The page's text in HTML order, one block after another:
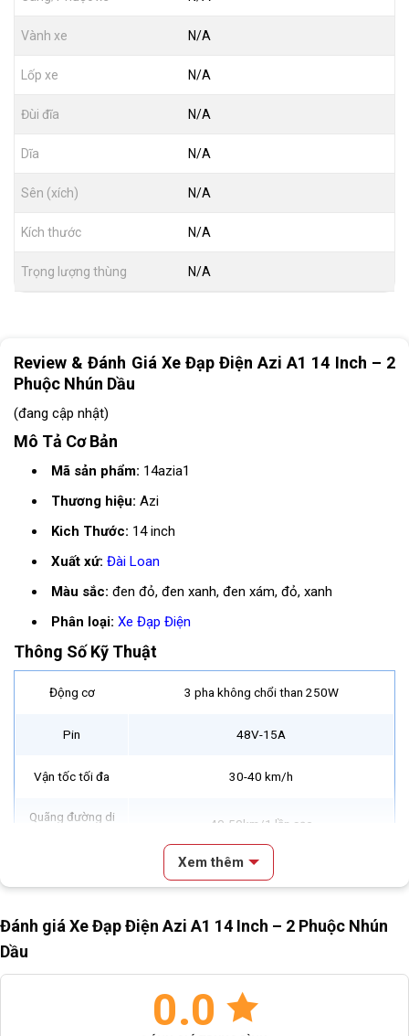
Vành xe N/A
Lốp xe N/A
Đùi đĩa N/A
Dĩa N/A
Sên (xích) N/A
Kích thước N/A
Trọng lượng thùng N/A
Review & Đánh Giá Xe Đạp Điện Azi A1 14 Inch – 2 Phuộc Nhún
Mô Tả Cơ Bản
Tìm Hiểu Thương Hiệu Azi
Review & Đánh Giá Xe Đạp Điện Azi A1 14 Inch – 2
Phuộc Nhún Dầu
(đang cập nhật)
Mô Tả Cơ Bản
Mã sản phẩm: 14azia1
Thương hiệu: Azi
Kich Thước: 14 inch
Xuất xứ: Đài Loan
Màu sắc: đen đỏ, đen xanh, đen xám, đỏ, xanh
Phân loại: Xe Đạp Điện
Thông Số Kỹ Thuật
Động cơ 3 pha không chổi than 250W
Pin 48V-15A
Vận tốc tối đa 30-40 km/h
Quãng đường di
40-50km/1 lần sạc
điện
2-8 giờ
Trọng lượng 40kg
Led cầu lòi
Xem thêm
Đánh giá Xe Đạp Điện Azi A1 14 Inch – 2 Phuộc Nhún
Dầu
0.0